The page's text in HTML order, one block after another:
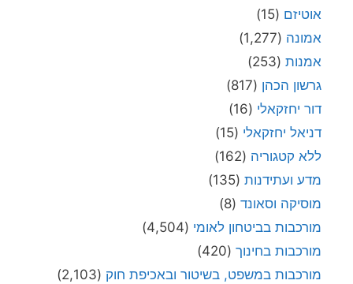
אוטיזם (15)
אמונה (1,277)
אמנות (253)
גרשון הכהן (817)
דור יחזקאלי (16)
דניאל יחזקאלי (15)
ללא קטגוריה (162)
מדע ועתידנות (135)
מוסיקה וסאונד (8)
מורכבות בביטחון לאומי (4,504)
מורכבות בחינוך (420)
מורכבות במשפט, בשיטור ובאכיפת חוק (2,103)